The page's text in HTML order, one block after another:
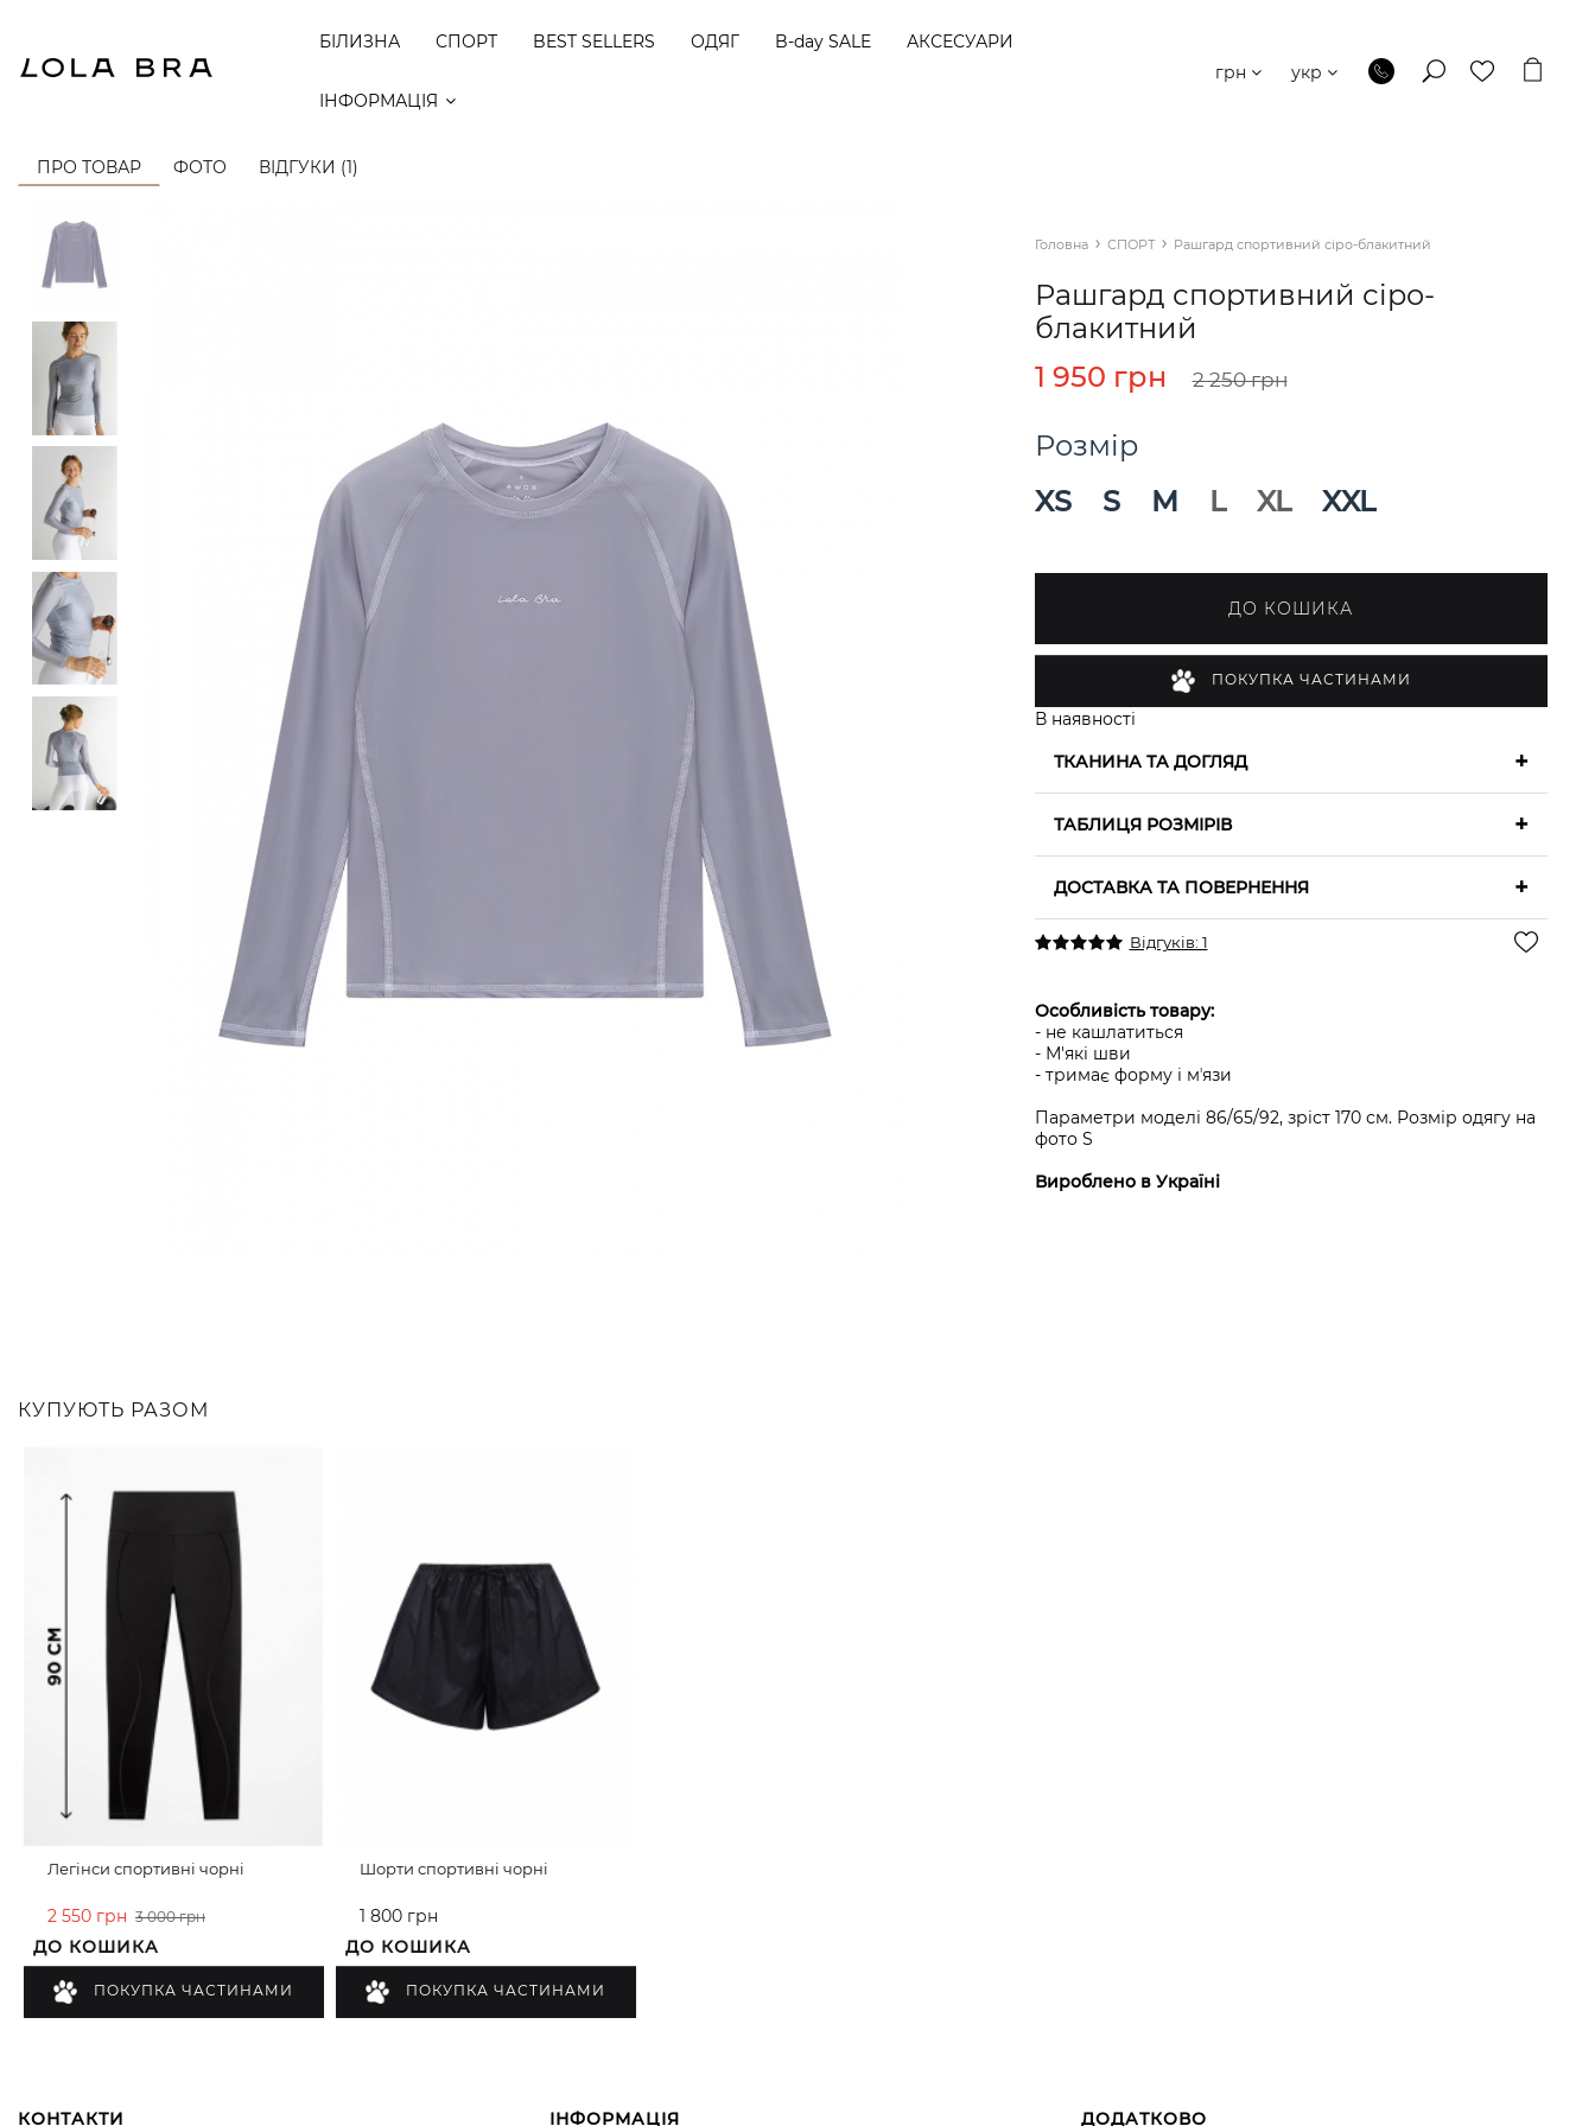
БІЛИЗНА СПОРТ BEST SELLERS ОДЯГ B-day SALE АКСЕСУАРИ
ІНФОРМАЦІЯ
грн укр
ПРО ТОВАР ФОТО ВІДГУКИ (1)
Головна СПОРТ Рашгард спортивний сіро-блакитний
Рашгард спортивний сіро-
блакитний
2 250 грн
1 950 грн
Розмір
XS
S M L XL XXL
ДО КОШИКА
ПОКУПКА ЧАСТИНАМИ
В наявності
ТКАНИНА ТА ДОГЛЯД
+
ТАБЛИЦЯ РОЗМІРІВ +
ДОСТАВКА ТА ПОВЕРНЕННЯ +
Відгуків: 1
Особливість товару:
- не кашлатиться
- М'які шви
- тримає форму і мʼязи
Параметри моделі 86/65/92, зріст 170 см. Розмір одягу на
фото S
Вироблено в Україні
КУПУЮТЬ РАЗОМ
Легінси спортивні чорні
2 550 грн 3 000 грн
ДО КОШИКА
ПОКУПКА ЧАСТИНАМИ
Шорти спортивні чорні
1 800 грн
ДО КОШИКА
ПОКУПКА ЧАСТИНАМИ
КОНТАКТИ ІНФОРМАЦІЯ ДОДАТКОВО